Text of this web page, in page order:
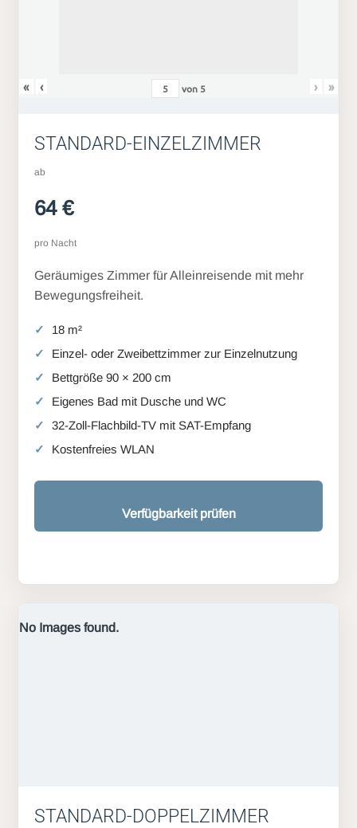
« ‹ von 5 › »
STANDARD-EINZELZIMMER
ab
64 €
pro Nacht
Geräumiges Zimmer für Alleinreisende mit mehr
Bewegungsfreiheit.
18 m²
Einzel- oder Zweibettzimmer zur Einzelnutzung
Bettgröße 90 × 200 cm
Eigenes Bad mit Dusche und WC
32-Zoll-Flachbild-TV mit SAT-Empfang
Kostenfreies WLAN
Verfügbarkeit prüfen
No Images found.
STANDARD-DOPPELZIMMER